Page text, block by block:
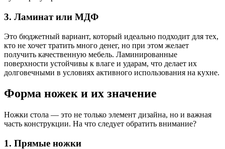
3. Ламинат или МДФ
Это бюджетный вариант, который идеально подходит для тех,
кто не хочет тратить много денег, но при этом желает
получить качественную мебель. Ламинированные
поверхности устойчивы к влаге и ударам, что делает их
долговечными в условиях активного использования на кухне.
Форма ножек и их значение
Ножки стола — это не только элемент дизайна, но и важная
часть конструкции. На что следует обратить внимание?
1. Прямые ножки